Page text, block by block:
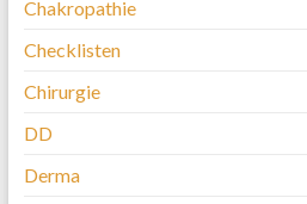
Chakropathie
Checklisten
Chirurgie
DD
Derma